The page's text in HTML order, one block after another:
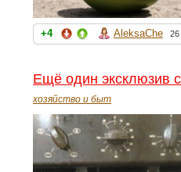
+4 AleksaChe 26
Ещё один эксклюзив
хозяйство и быт